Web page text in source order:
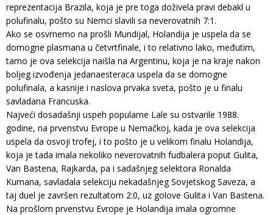
reprezentacija Brazila, koja je pre toga doživela pravi debakl u
polufinalu, pošto su Nemci slavili sa neverovatnih 7:1.
Ako se osvrnemo na prošli Mundijal, Holandija je uspela da se
domogne plasmana u četvrtfinale, i to relativno lako, međutim,
tamo je ova selekcija naišla na Argentinu, koja je na kraje nakon
boljeg izvođenja jedanaesteraca uspela da se domogne
polufinala, a kasnije i naslova prvaka sveta, pošto je u finalu
savladana Francuska.
Najveći dosadašnji uspeh popularne Lale su ostvarile 1988.
godine, na prvenstvu Evrope u Nemačkoj, kada je ova selekcija
uspela da osvoji trofej, i to pošto je u velikom finalu Holandija,
koja je tada imala nekoliko neverovatnih fudbalera poput Gulita,
Van Bastena, Rajkarda, pa i sadašnjeg selektora Ronalda
Kumana, savladala selekciju nekadašnjeg Sovjetskog Saveza, a
taj duel je završen rezultatom 2:0, uz golove Gulita i Van Bastena.
Na prošlom prvenstvu Evrope je Holandija imala ogromne